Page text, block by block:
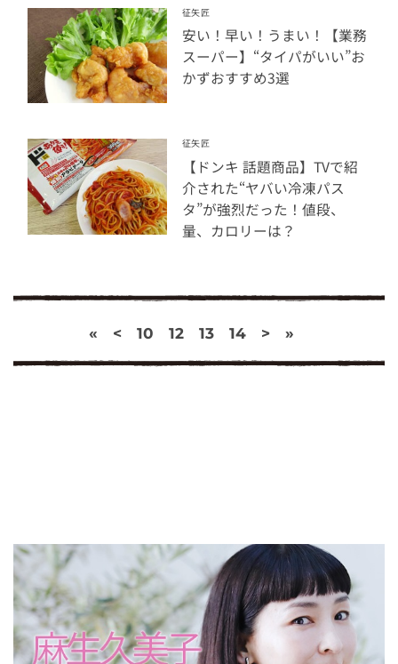
征矢匠
安い！早い！うまい！【業務
スーパー】“タイパがいい”お
かずおすすめ3選
征矢匠
【ドンキ 話題商品】TVで紹
介された“ヤバい冷凍パス
タ”が強烈だった！値段、
量、カロリーは？
« < 10 12 13 14 > »